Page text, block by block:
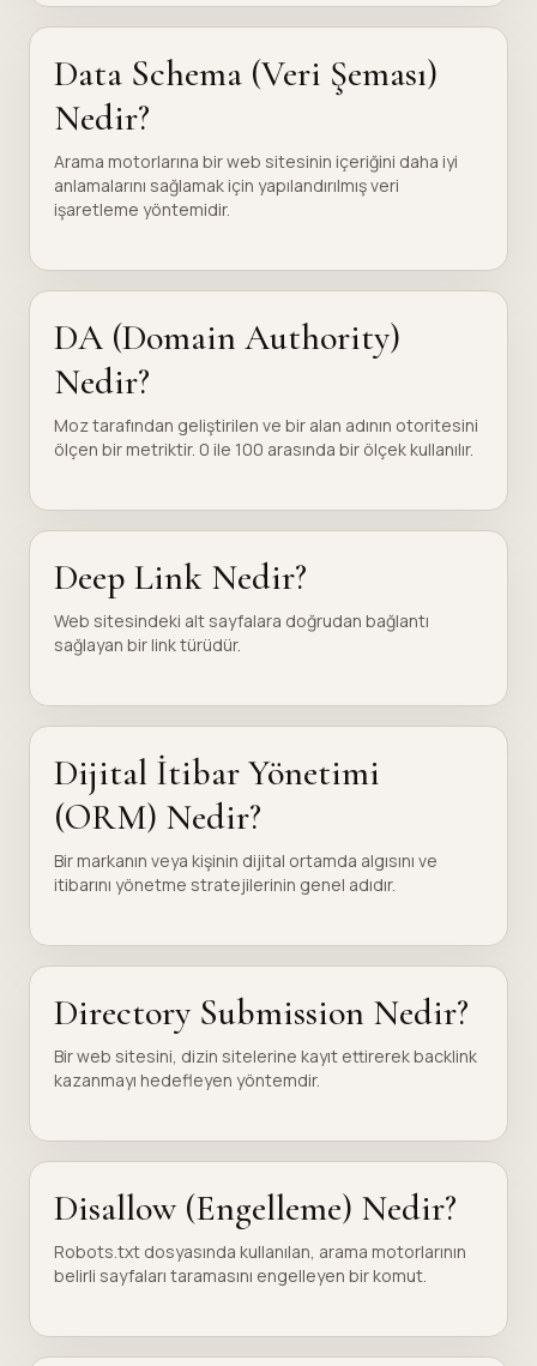
Data Schema (Veri Şeması)
Nedir?
Arama motorlarına bir web sitesinin içeriğini daha iyi
anlamalarını sağlamak için yapılandırılmış veri
işaretleme yöntemidir.
DA (Domain Authority)
Nedir?
Moz tarafından geliştirilen ve bir alan adının otoritesini
ölçen bir metriktir. 0 ile 100 arasında bir ölçek kullanılır.
Deep Link Nedir?
Web sitesindeki alt sayfalara doğrudan bağlantı
sağlayan bir link türüdür.
Dijital İtibar Yönetimi
(ORM) Nedir?
Bir markanın veya kişinin dijital ortamda algısını ve
itibarını yönetme stratejilerinin genel adıdır.
Directory Submission Nedir?
Bir web sitesini, dizin sitelerine kayıt ettirerek backlink
kazanmayı hedefleyen yöntemdir.
Disallow (Engelleme) Nedir?
Robots.txt dosyasında kullanılan, arama motorlarının
belirli sayfaları taramasını engelleyen bir komut.